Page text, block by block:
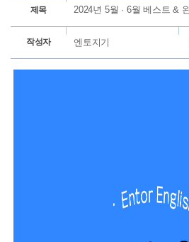
제목 2024년 5월 · 6월 베스트 &
작성자 엔토지기